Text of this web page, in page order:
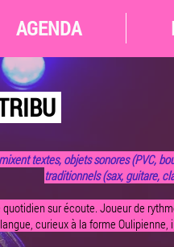
AGENDA
textes, objets sonores (PVC,
traditionnels (sax, guitare,
sur écoute. Joueur de
curieux à la forme